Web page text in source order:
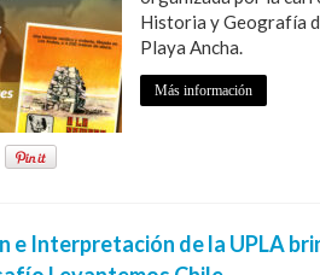
Historia y Geografía
Playa Ancha.
Más información
e Interpretación de la UPLA